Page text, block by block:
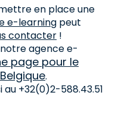
en place une
e-learning peut
contacter !
notre agence e-
page pour le
.
au +32(0)2-588.43.51